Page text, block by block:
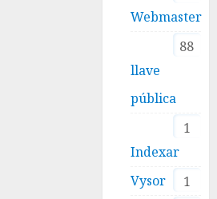
Webmaster
88
llave
pública
1
Indexar
1
Vysor